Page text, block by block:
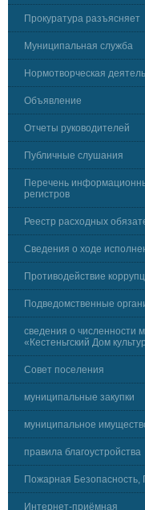
Прокуратура разъясняет
Муниципальная служба
Нормотворческая
Объявление
Отчеты руководителей
Публичные слушания
Перечень
регистров
Реестр расходных
Сведения о ходе
Противодействие
Подведомственные
сведения о численности
«Кестеньгский Дом
Совет поселения
муниципальные закупки
муниципальное
правила благоустройства
Пожарная Безопасность,
Интернет-приёмная